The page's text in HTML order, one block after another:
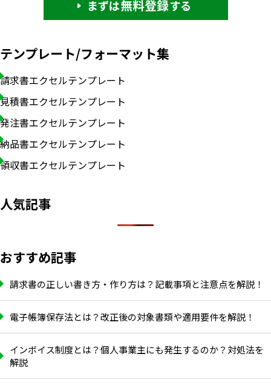
テンプレート/フォーマット集
請求書エクセルテンプレート
見積書エクセルテンプレート
発注書エクセルテンプレート
納品書エクセルテンプレート
領収書エクセルテンプレート
人気記事
おすすめ記事
請求書の正しい書き方・作り方は？記載事項と注意点を解説！
電子帳簿保存法とは？改正後の対象書類や適用要件を解説！
インボイス制度とは？個人事業主にも発生するのか？対処法を
解説